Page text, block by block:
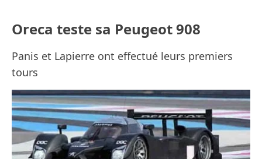
Oreca teste sa Peugeot 908
Panis et Lapierre ont effectué leurs premiers
tours